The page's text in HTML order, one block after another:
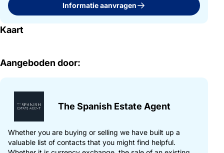
Informatie aanvragen
Kaart
Aangeboden door:
The Spanish Estate Agent
Whether you are buying or selling we have built up a
valuable list of contacts that you might find helpful.